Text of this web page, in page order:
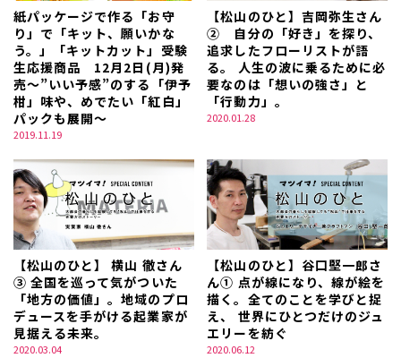
紙パッケージで作る「お守
り」で「キット、願いかな
う。」「キットカット」受験
生応援商品 12月2日(月)発
売～”いい予感”のする「伊予
柑」味や、めでたい「紅白」
パックも展開～
2019.11.19
【松山のひと】吉岡弥生さん
② 自分の「好き」を探り、
追求したフローリストが語
る。 人生の波に乗るために必
要なのは「想いの強さ」と
「行動力」。
2020.01.28
【松山のひと】 横山 徹さん
③ 全国を巡って気がついた
「地方の価値」。地域のプロ
デュースを手がける起業家が
見据える未来。
2020.03.04
【松山のひと】谷口堅一郎さ
ん① 点が線になり、線が絵を
描く。全てのことを学びと捉
え、 世界にひとつだけのジュ
エリーを紡ぐ
2020.06.12